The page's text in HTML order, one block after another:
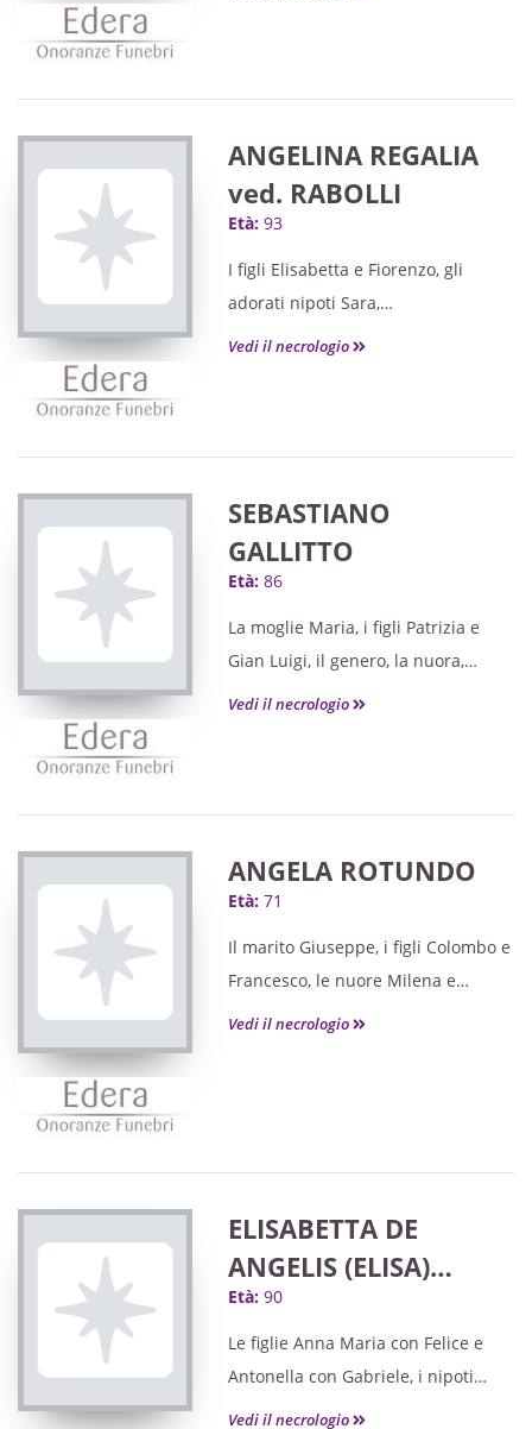
ANGELINA REGALIA
ved. RABOLLI
Età: 93
I figli Elisabetta e Fiorenzo, gli
adorati nipoti Sara,
Emanuele e Giulia, i pronipoti
Vedi il necrologio
SEBASTIANO
GALLITTO
Età: 86
La moglie Maria, i figli Patrizia e
Gian Luigi, il genero, la nuora,
i nipoti, i fratelli, le sorelle, i cognati
Vedi il necrologio
ANGELA ROTUNDO
Età: 71
Il marito Giuseppe, i figli Colombo e
Francesco, le nuore Milena e
Giovanna,
la scomparsa della loro cara
Vedi il necrologio
ELISABETTA DE
ANGELIS (ELISA)
ved. FRACCHIOLLA
Età: 90
Le figlie Anna Maria con Felice e
Antonella con Gabriele, i nipoti
Federica con Marco e la piccola
Vedi il necrologio